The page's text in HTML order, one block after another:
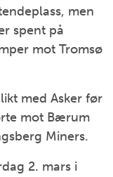
men
spent på
mot Tromsø
med Asker før
mot Bærum
Miners.
2. mars i